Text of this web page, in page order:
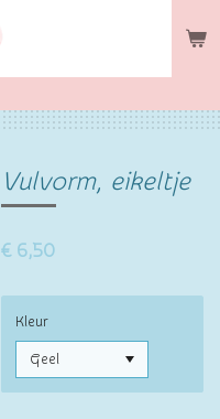
Vulvorm, eikeltje
€ 6,50
Kleur